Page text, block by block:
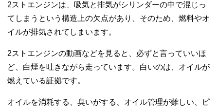
2ストエンジンは、吸気と排気がシリンダーの中で混じっ
てしまうという構造上の欠点があり、そのため、燃料やオ
イルが排気されてしまいます。
2ストエンジンの動画などを見ると、必ずと言っていいほ
ど、白煙を吐きながら走っています。白いのは、オイルが
燃えている証拠です。
オイルを消耗する、臭いがする、オイル管理が難しい、ピ